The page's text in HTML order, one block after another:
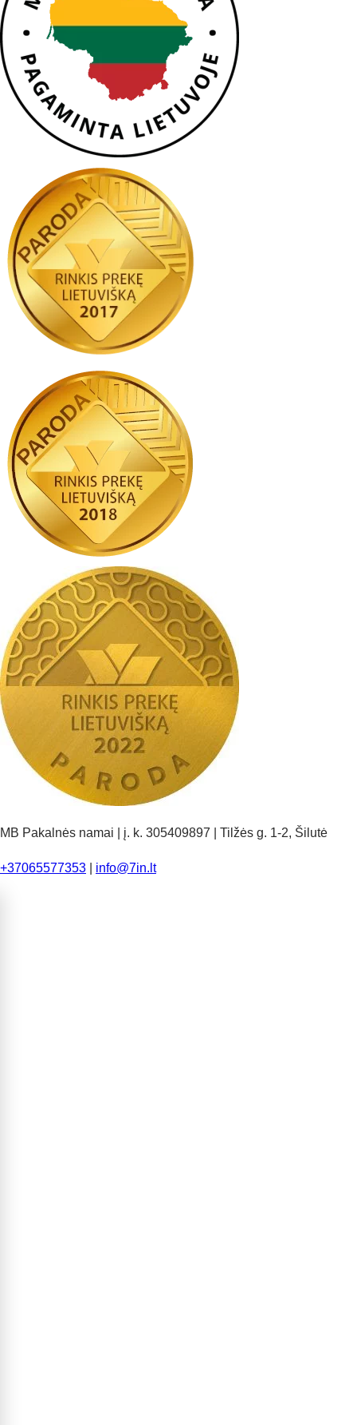
MB Pakalnės namai | į. k. 305409897 | Tilžės g. 1-2, Šilutė
+37065577353 info@7in.lt